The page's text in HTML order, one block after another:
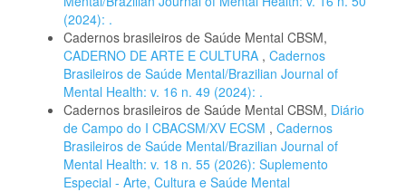
(2024): .
Cadernos brasileiros de Saúde Mental CBSM,
CADERNO DE ARTE E CULTURA , Cadernos
Brasileiros de Saúde Mental/Brazilian Journal of
Mental Health: v. 16 n. 49 (2024): .
Cadernos brasileiros de Saúde Mental CBSM, Diário
de Campo do I CBACSM/XV ECSM , Cadernos
Brasileiros de Saúde Mental/Brazilian Journal of
Mental Health: v. 18 n. 55 (2026): Suplemento
Especial - Arte, Cultura e Saúde Mental